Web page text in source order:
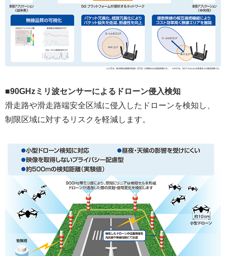
■90GHzミリ波センサーによるドローン侵入検知
滑走路や滑走路端安全区域に侵入したドローンを検知し、
制限区域に対するリスクを軽減します。